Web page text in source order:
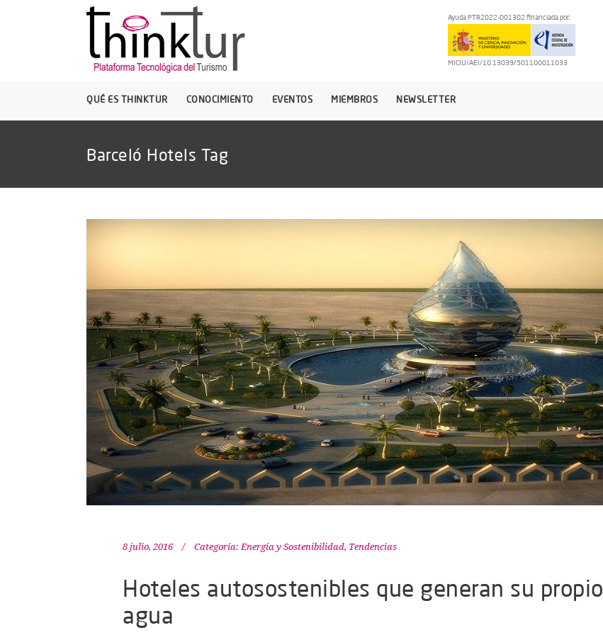
Ayuda PTR2022-001302 financiada por:
MICIU/AEI/10.13039/501100011033
QUÉ ES THINKTUR CONOCIMIENTO EVENTOS MIEMBROS NEWSLETTER
Barceló Hotels Tag
8 julio, 2016 Categoría: Energía y Sostenibilidad, Tendencias
Hoteles autosostenibles que generan su propio
agua